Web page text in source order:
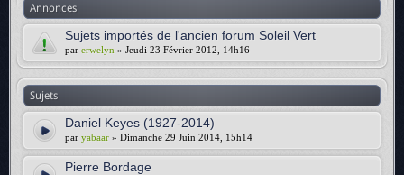
Annonces
Sujets importés de l'ancien forum Soleil Vert
par erwelyn » Jeudi 23 Février 2012, 14h16
Sujets
Daniel Keyes (1927-2014)
par yabaar » Dimanche 29 Juin 2014, 15h14
Pierre Bordage